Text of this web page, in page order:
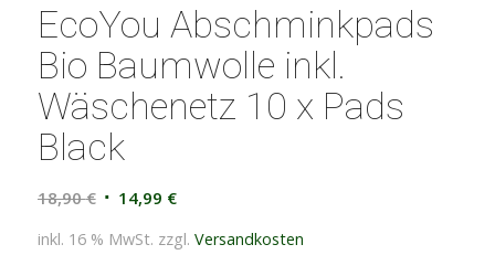
EcoYou Abschminkpads
Bio Baumwolle inkl.
Wäschenetz 10 x Pads
Black
18,90€ 14,99 €
inkl. 16 % MwSt. zzgl. Versandkosten